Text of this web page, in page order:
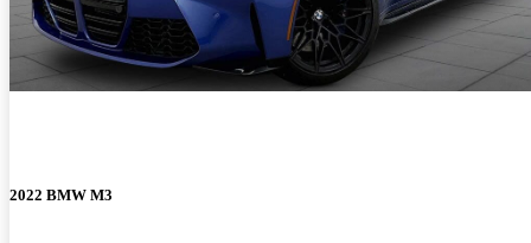
2022 BMW M3